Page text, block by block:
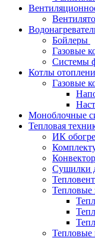
Бойлеры
Газовые
Системы
Котлы
Газовые
Моноблочные
Тепловая
ИК
Сушилки
Тепловые
Тепловые